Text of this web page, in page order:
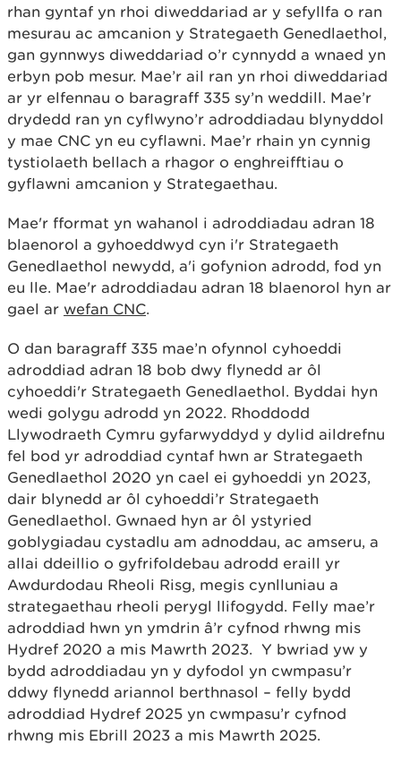
rhan gyntaf yn rhoi diweddariad ar y sefyllfa o ran
mesurau ac amcanion y Strategaeth Genedlaethol,
gan gynnwys diweddariad o’r cynnydd a wnaed yn
erbyn pob mesur. Mae’r ail ran yn rhoi diweddariad
ar yr elfennau o baragraff 335 sy’n weddill. Mae’r
drydedd ran yn cyflwyno’r adroddiadau blynyddol
y mae CNC yn eu cyflawni. Mae’r rhain yn cynnig
tystiolaeth bellach a rhagor o enghreifftiau o
gyflawni amcanion y Strategaethau.
Mae'r fformat yn wahanol i adroddiadau adran 18
blaenorol a gyhoeddwyd cyn i'r Strategaeth
Genedlaethol newydd, a'i gofynion adrodd, fod yn
eu lle. Mae'r adroddiadau adran 18 blaenorol hyn ar
gael ar wefan CNC.
O dan baragraff 335 mae’n ofynnol cyhoeddi
adroddiad adran 18 bob dwy flynedd ar ôl
cyhoeddi'r Strategaeth Genedlaethol. Byddai hyn
wedi golygu adrodd yn 2022. Rhoddodd
Llywodraeth Cymru gyfarwyddyd y dylid aildrefnu
fel bod yr adroddiad cyntaf hwn ar Strategaeth
Genedlaethol 2020 yn cael ei gyhoeddi yn 2023,
dair blynedd ar ôl cyhoeddi’r Strategaeth
Genedlaethol. Gwnaed hyn ar ôl ystyried
goblygiadau cystadlu am adnoddau, ac amseru, a
allai ddeillio o gyfrifoldebau adrodd eraill yr
Awdurdodau Rheoli Risg, megis cynlluniau a
strategaethau rheoli perygl llifogydd. Felly mae’r
adroddiad hwn yn ymdrin â’r cyfnod rhwng mis
Hydref 2020 a mis Mawrth 2023. Y bwriad yw y
bydd adroddiadau yn y dyfodol yn cwmpasu’r
ddwy flynedd ariannol berthnasol – felly bydd
adroddiad Hydref 2025 yn cwmpasu’r cyfnod
rhwng mis Ebrill 2023 a mis Mawrth 2025.